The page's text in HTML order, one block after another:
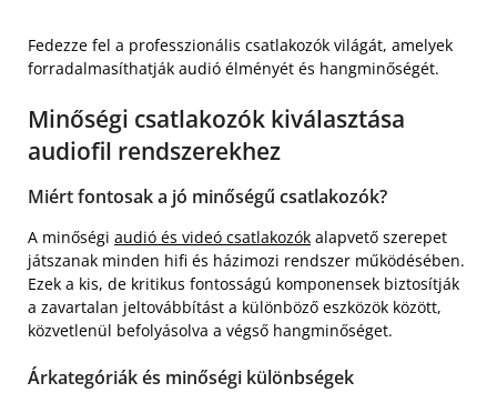
Fedezze fel a professzionális csatlakozók világát, amelyek
forradalmasíthatják audió élményét és hangminőségét.
Minőségi csatlakozók kiválasztása
audiofil rendszerekhez
Miért fontosak a jó minőségű csatlakozók?
A minőségi audió és videó csatlakozók alapvető szerepet
játszanak minden hifi és házimozi rendszer működésében.
Ezek a kis, de kritikus fontosságú komponensek biztosítják
a zavartalan jeltovábbítást a különböző eszközök között,
közvetlenül befolyásolva a végső hangminőséget.
Árkategóriák és minőségi különbségek